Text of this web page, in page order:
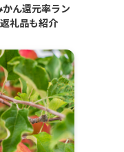
かん還元率ラン
礼品も紹介